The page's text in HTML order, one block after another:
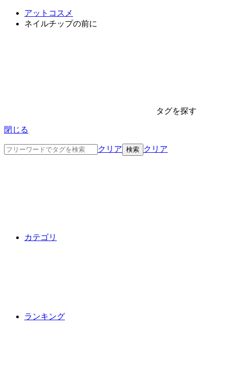
アットコスメ
ネイルチップの前に
タグを探す
閉じる
クリア クリア
カテゴリ
ランキング